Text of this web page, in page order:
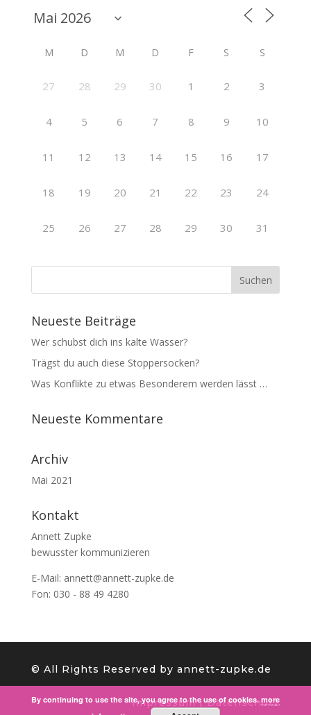
M D M D F S S
27 28 29 30 1 2 3
4 5 6 7 8 9 10
11 12 13 14 15 16 17
18 19 20 21 22 23 24
25 26 27 28 29 30 31
Neueste Beiträge
Wer schubst dich ins kalte Wasser?
Trägst du auch diese Stoppersocken?
Was Konflikte zu etwas Besonderem werden lässt …
Neueste Kommentare
Archiv
Mai 2021
Kontakt
Annett Zupke
bewusster kommunizieren
E-Mail: annett@annett-zupke.de
Fon: 030 - 88 49 4280
©️ All Rights Reserved by annett-zupke.de
Impressum|Datenschutz
By continuing to use the site, you agree to the use of cookies.more